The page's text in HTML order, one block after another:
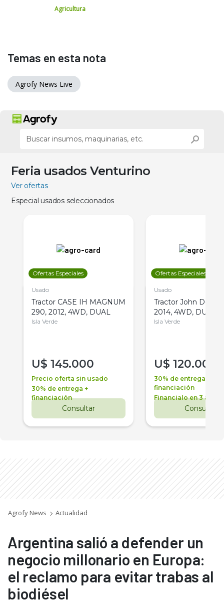
Agricultura
Temas en esta nota
Agrofy News Live
Feria usados Venturino
Ver ofertas
Especial usados seleccionados
Ofertas Especiales
Usado
Tractor CASE IH MAGNUM
290, 2012, 4WD, DUAL
Isla Verde
U$ 145.000
Precio oferta sin usado
30% de entrega +
financiación
Consultar
Ofertas Especiales
Usado
Tractor John Deere
2014, 4WD, DUAL
Isla Verde
U$ 120.000
30% de entrega +
financiación
Financialo en 3 años
Consultar
Agrofy News Actualidad
Argentina salió a defender un
negocio millonario en Europa:
el reclamo para evitar trabas al
biodiésel